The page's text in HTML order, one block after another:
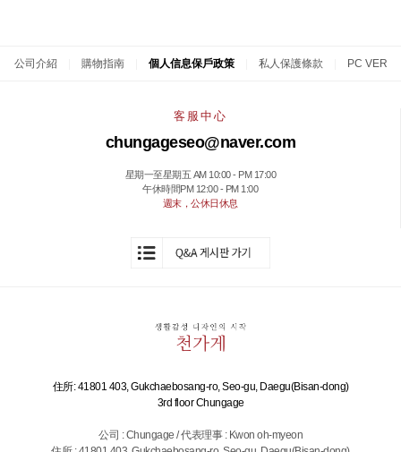
公司介紹 購物指南 個人信息保戶政策 私人保護條款 PC VER
客服中心
chungageseo@naver.com
星期一至星期五 AM 10:00 - PM 17:00
午休時間PM 12:00 - PM 1:00
週末，公休日休息
住所: 41801 403, Gukchaebosang-ro, Seo-gu, Daegu(Bisan-dong)
3rd floor Chungage
公司 : Chungage / 代表理事 : Kwon oh-myeon